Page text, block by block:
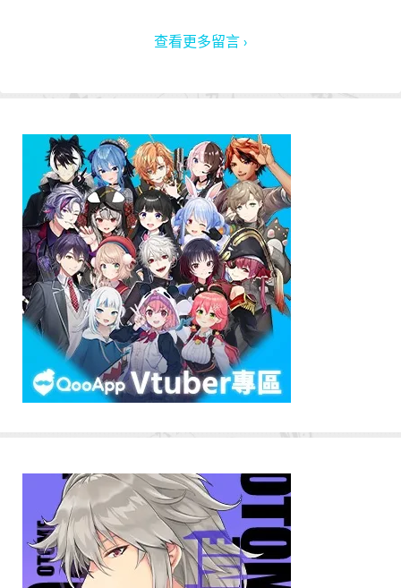
查看更多留言 ›